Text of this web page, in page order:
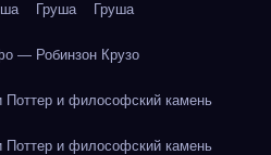
Груша Груша
— Робинзон Крузо
и философский камень
и философский камень